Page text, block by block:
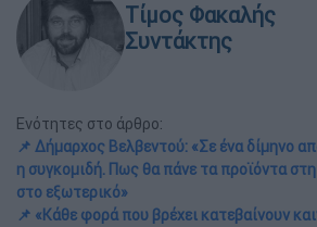
Τίμος Φακαλής
Συντάκτης
Ενότητες στο άρθρο:
📌 Δήμαρχος Βελβεντού: «Σε ένα δίμηνο
η συγκομιδή. Πως θα πάνε τα προϊόντα
στο εξωτερικό»
📌 «Κάθε φορά που βρέχει κατεβαίνουν